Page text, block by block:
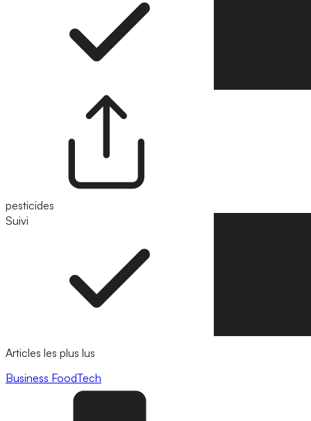
pesticides
Suivi
Articles les plus lus
Business FoodTech